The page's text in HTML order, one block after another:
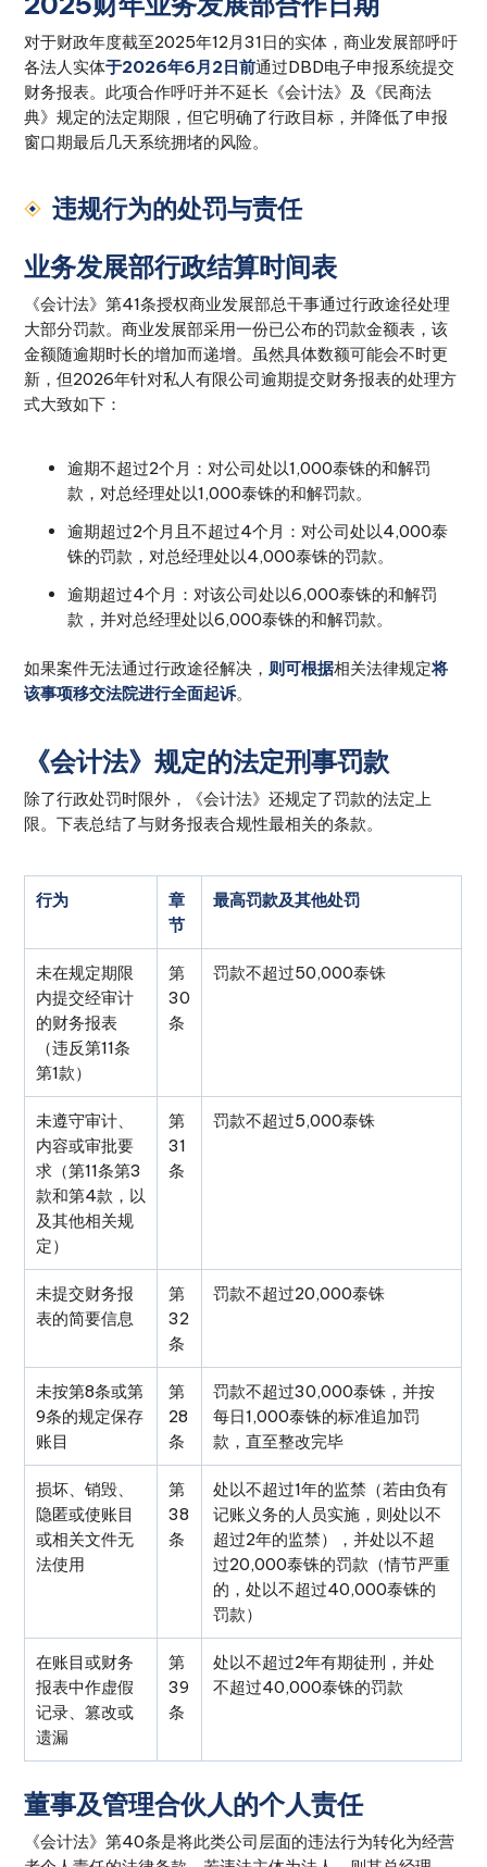
对于财政年度截至2025年12月31日的实体，商业发展部呼吁
各法人实体于2026年6月2日前通过DBD电子申报系统提交
财务报表。此项合作呼吁并不延长《会计法》及《民商法
典》规定的法定期限，但它明确了行政目标，并降低了申报
窗口期最后几天系统拥堵的风险。
违规行为的处罚与责任
业务发展部行政结算时间表
《会计法》第41条授权商业发展部总干事通过行政途径处理
大部分罚款。商业发展部采用一份已公布的罚款金额表，该
金额随逾期时长的增加而递增。虽然具体数额可能会不时更
新，但2026年针对私人有限公司逾期提交财务报表的处理方
式大致如下：
逾期不超过2个月：对公司处以1,000泰铢的和解罚
款，对总经理处以1,000泰铢的和解罚款。
逾期超过2个月且不超过4个月：对公司处以4,000泰
铢的罚款，对总经理处以4,000泰铢的罚款。
逾期超过4个月：对该公司处以6,000泰铢的和解罚
款，并对总经理处以6,000泰铢的和解罚款。
如果案件无法通过行政途径解决， 则可根据相关法律规定将
该事项移交法院进行全面起诉。
《会计法》规定的法定刑事罚款
除了行政处罚时限外，《会计法》还规定了罚款的法定上
限。下表总结了与财务报表合规性最相关的条款。
行为
章
节
最高罚款及其他处罚
未在规定期限
内提交经审计
的财务报表
（违反第11条
第1款）
第
30
条
罚款不超过50,000泰铢
未遵守审计、
内容或审批要
求（第11条第3
款和第4款，以
及其他相关规
定）
第
31
条
罚款不超过5,000泰铢
未提交财务报
表的简要信息
第
32
条
罚款不超过20,000泰铢
未按第8条或第
9条的规定保存
账目
第
28
条
罚款不超过30,000泰铢，并按
每日1,000泰铢的标准追加罚
款，直至整改完毕
损坏、销毁、
隐匿或使账目
或相关文件无
法使用
第
38
条
处以不超过1年的监禁（若由负有
记账义务的人员实施，则处以不
超过2年的监禁），并处以不超
过20,000泰铢的罚款（情节严重
的，处以不超过40,000泰铢的
罚款）
在账目或财务
报表中作虚假
记录、篡改或
遗漏
第
39
条
处以不超过2年有期徒刑，并处
不超过40,000泰铢的罚款
董事及管理合伙人的个人责任
《会计法》第40条是将此类公司层面的违法行为转化为经营